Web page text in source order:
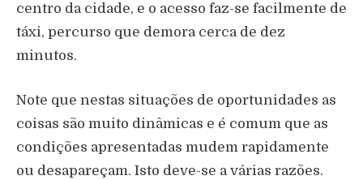
centro da cidade, e o acesso faz-se facilmente de
táxi, percurso que demora cerca de dez
minutos.
Note que nestas situações de oportunidades as
coisas são muito dinâmicas e é comum que as
condições apresentadas mudem rapidamente
ou desapareçam. Isto deve-se a várias razões.